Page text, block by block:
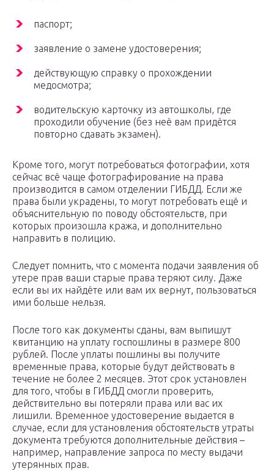
паспорт;
заявление о замене удостоверения;
действующую справку о прохождении
медосмотра;
водительскую карточку из автошколы, где
проходили обучение (без неё вам придётся
повторно сдавать экзамен).
Кроме того, могут потребоваться фотографии, хотя
сейчас всё чаще фотографирование на права
производится в самом отделении ГИБДД. Если же
права были украдены, то могут потребовать ещё и
объяснительную по поводу обстоятельств, при
которых произошла кража, и дополнительно
направить в полицию.
Следует помнить, что с момента подачи заявления об
утере прав ваши старые права теряют силу. Даже
если вы их найдёте или вам их вернут, пользоваться
ими больше нельзя.
После того как документы сданы, вам выпишут
квитанцию на уплату госпошлины в размере 800
рублей. После уплаты пошлины вы получите
временные права, которые будут действовать в
течение не более 2 месяцев. Этот срок установлен
для того, чтобы в ГИБДД смогли проверить,
действительно вы потеряли права или вас их
лишили. Временное удостоверение выдается в
случае, если для установления обстоятельств утраты
документа требуются дополнительные действия –
например, направление запроса по месту выдачи
утерянных прав.